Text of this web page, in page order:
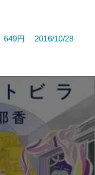
649円 2016/10/28